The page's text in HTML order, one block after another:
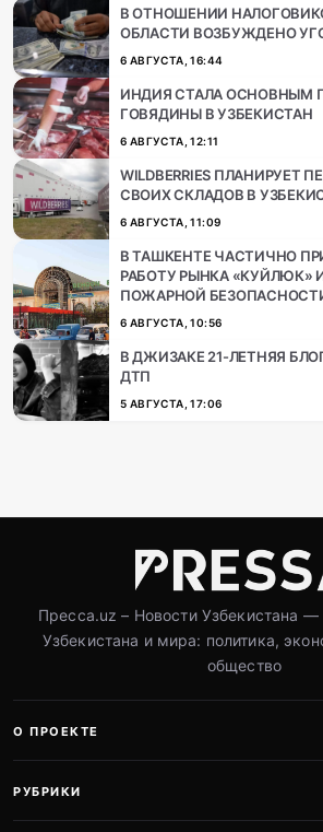
В ОТНОШЕНИИ
ОБЛАСТИ ВОЗБУЖДЕНО
6 АВГУСТА, 16:44
ИНДИЯ СТАЛА ОСНОВНЫМ
ГОВЯДИНЫ В УЗБЕКИСТАН
6 АВГУСТА, 12:11
WILDBERRIES ПЛАНИРУЕТ
СВОИХ СКЛАДОВ В
6 АВГУСТА, 11:09
В ТАШКЕНТЕ ЧАСТИЧНО
РАБОТУ РЫНКА «КУЙЛЮК»
ПОЖАРНОЙ
6 АВГУСТА, 10:56
В ДЖИЗАКЕ 21-ЛЕТНЯЯ
ДТП
5 АВГУСТА, 17:06
Пресса.uz – Новости Узбекистана —
Узбекистана и мира: политика,
общество
О ПРОЕКТЕ
РУБРИКИ